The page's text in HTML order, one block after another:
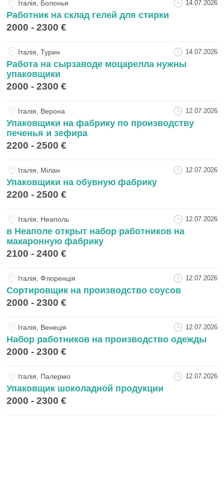
Iталiя, Болонья 14.07.2026
Работник на склад гелей для стирки
2000 - 2300 €
Iталiя, Турин 14.07.2026
Работа на сырзаводе моцарелла нужны
упаковщики
2000 - 2300 €
Iталiя, Верона 12.07.2026
Упаковщики на фабрику по производству
печенья и зефира
2200 - 2500 €
Iталiя, Мілан 12.07.2026
Упаковщики на обувную фабрику
2200 - 2500 €
Iталiя, Неаполь 12.07.2026
в Неаполе открыт набор работников на
макаронную фабрику
2100 - 2400 €
Iталiя, Флоренція 12.07.2026
Сортировщик на производство соусов
2000 - 2300 €
Iталiя, Венеція 12.07.2026
Набор работников на производство одежды
2000 - 2300 €
Iталiя, Палермо 12.07.2026
Упаковщик шоколадной продукции
2000 - 2300 €